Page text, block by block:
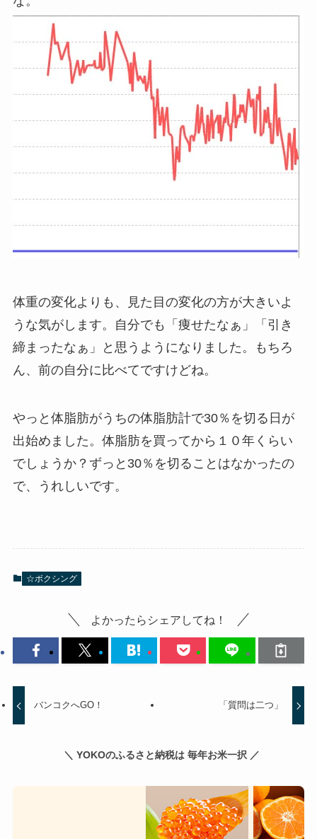
体重の変化よりも、見た目の変化の方が大きいよ
うな気がします。自分でも「痩せたなぁ」「引き
締まったなぁ」と思うようになりました。もちろ
ん、前の自分に比べてですけどね。
やっと体脂肪がうちの体脂肪計で30％を切る日が
出始めました。体脂肪を買ってから１０年くらい
でしょうか？ずっと30％を切ることはなかったの
で、うれしいです。
☆ボクシング
よかったらシェアしてね！
バンコクへGO！ 「質問は二つ」
＼ YOKOのふるさと納税は 毎年お米一択 ／